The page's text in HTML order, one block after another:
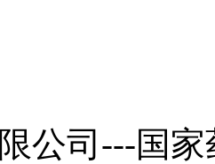
公司---国